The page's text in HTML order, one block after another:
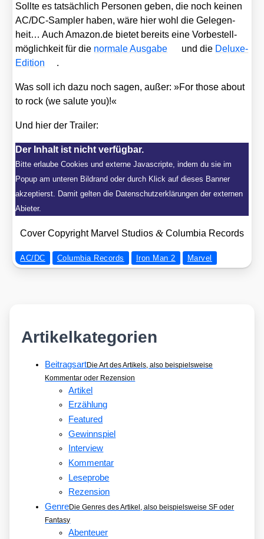
Soll­te es tat­säch­lich Per­so­nen geben, die noch kei­nen
AC/DC-Sam­pler haben, wäre hier wohl die Gele­gen­
heit… Auch Ama​zon​.de bie­tet bereits eine Vor­be­stell­
mög­lich­keit für die nor­ma­le Aus­ga­be und die Delu­xe-
Edi­ti­on
.
Was soll ich dazu noch sagen, außer: »For tho­se about
to rock (we salu­te you)!«
Und hier der Trai­ler:
Der Inhalt ist nicht verfügbar.
Bitte erlaube Cookies und externe Javascripte, indem du sie im
Popup am unteren Bildrand oder durch Klick auf dieses Banner
akzeptierst. Damit gelten die Datenschutzerklärungen der externen
Abieter.
Cover Copy­right Mar­vel Stu­di­os & Colum­bia Records
AC/DC Columbia Records Iron Man 2 Marvel
Artikelkategorien
BeitragsartDie Art des Artikels, also beispielsweise
Kommentar oder Rezension
Artikel
Erzählung
Featured
Gewinnspiel
Interview
Kommentar
Leseprobe
Rezension
GenreDie Genres des Artikel, also beispielsweise SF oder
Fantasy
Abenteuer